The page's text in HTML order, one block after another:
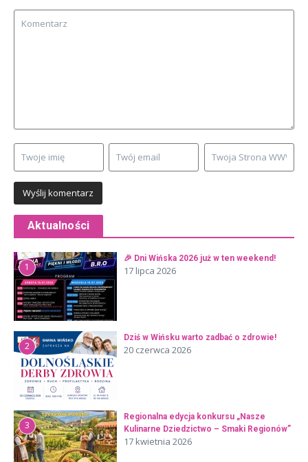
Aktualności
1
🎉 Dni Wińska 2026 już w ten weekend!
17 lipca 2026
2
Dziś w Wińsku warto zadbać o zdrowie!
20 czerwca 2026
3
Regionalna edycja konkursu „Nasze
Kulinarne Dziedzictwo – Smaki Regionów”
17 kwietnia 2026